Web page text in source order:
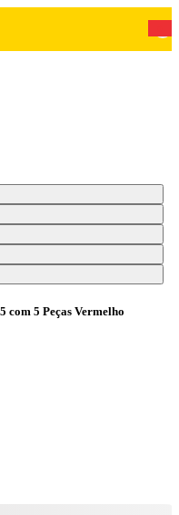
5 Peças Vermelho